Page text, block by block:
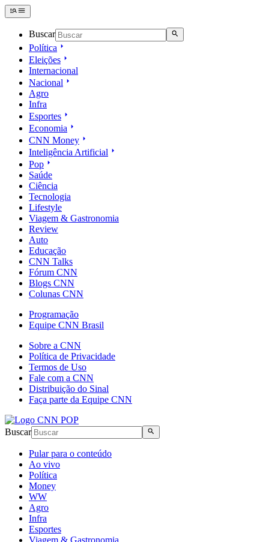
Buscar
Política
Eleições
Internacional
Nacional
Agro
Infra
Esportes
Economia
CNN Money
Inteligência Artificial
Pop
Saúde
Ciência
Tecnologia
Lifestyle
Viagem & Gastronomia
Review
Auto
Educação
CNN Talks
Fórum CNN
Blogs CNN
Colunas CNN
Programação
Equipe CNN Brasil
Sobre a CNN
Política de Privacidade
Termos de Uso
Fale com a CNN
Distribuição do Sinal
Faça parte da Equipe CNN
Buscar
Pular para o conteúdo
Ao vivo
Política
Money
WW
Agro
Infra
Esportes
Viagem & Gastronomia